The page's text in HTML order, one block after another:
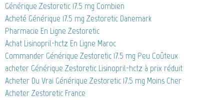
Générique Zestoretic 17.5 mg Combien
Acheté Générique 17.5 mg Zestoretic Danemark
Pharmacie En Ligne Zestoretic
Achat Lisinopril-hctz En Ligne Maroc
Commander Générique Zestoretic 17.5 mg Peu Coûteux
acheter Générique Zestoretic Lisinopril-hctz à prix réduit
Acheter Du Vrai Générique Zestoretic 17.5 mg Moins Cher
Acheter Zestoretic France